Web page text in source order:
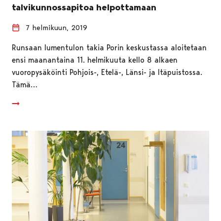
talvikunnossapitoa helpottamaan
7 helmikuun, 2019
Runsaan lumentulon takia Porin keskustassa aloitetaan
ensi maanantaina 11. helmikuuta kello 8 alkaen
vuoropysäköinti Pohjois-, Etelä-, Länsi- ja Itäpuistossa.
Tämä…